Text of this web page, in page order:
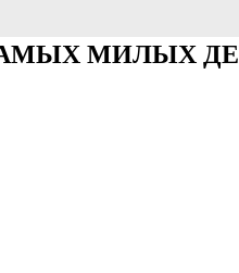
МИЛЫХ